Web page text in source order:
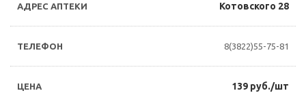
Котовского 28
8(3822)55-75-81
139 руб./шт